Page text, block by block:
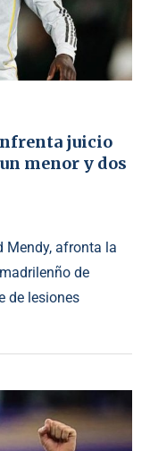
juicio
menor y dos
Mendy, afronta la
de
de lesiones